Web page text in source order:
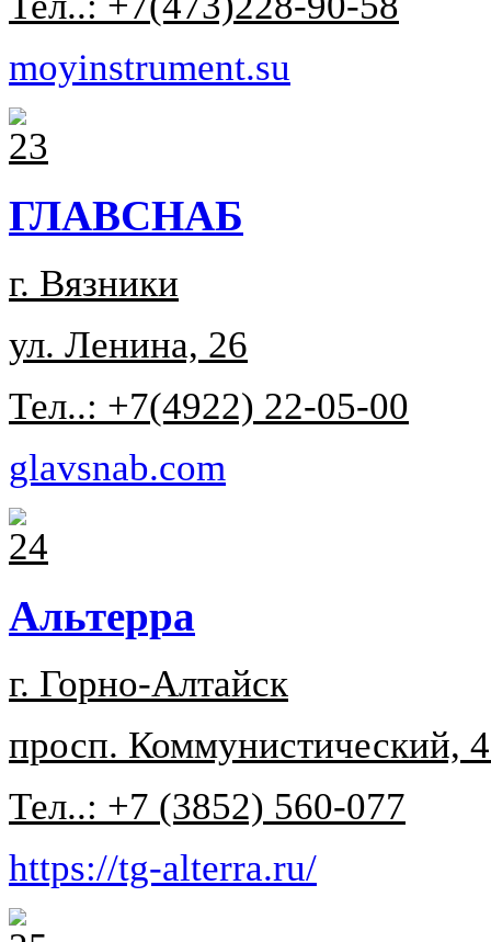
moyinstrument.su
ГЛАВСНАБ
г. Вязники
ул. Ленина, 26
Тел..: +7(4922) 22-05-00
glavsnab.com
Альтерра
г. Горно-Алтайск
просп. Коммунистический,
Тел..: +7 (3852) 560-077
https://tg-alterra.ru/